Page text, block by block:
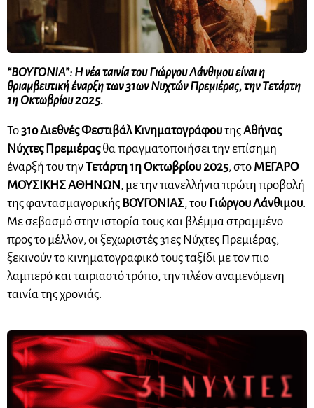
“ΒΟΥΓΟΝΙΑ”: Η νέα ταινία του Γιώργου Λάνθιμου είναι η
θριαμβευτική έναρξη των 31ων Νυχτών Πρεμιέρας, την Τετάρτη
1η Οκτωβρίου 2025.
Το31ο Διεθνές Φεστιβάλ ΚινηματογράφουτηςΑθήνας
Νύχτες Πρεμιέραςθα πραγματοποιήσει την επίσημη
έναρξή του τηνΤετάρτη 1η Οκτωβρίου 2025, στο ΜΕΓΑΡΟ
ΜΟΥΣΙΚΗΣ ΑΘΗΝΩΝ , με την πανελλήνια πρώτη προβολή
της φαντασμαγορικής ΒΟΥΓΟΝΙΑΣ, του Γιώργου Λάνθιμου.
Με σεβασμό στην ιστορία τους και βλέμμα στραμμένο
προς το μέλλον, οι ξεχωριστές 31ες Νύχτες Πρεμιέρας,
ξεκινούν το κινηματογραφικό τους ταξίδι με τον πιο
λαμπερό και ταιριαστό τρόπο, την πλέον αναμενόμενη
ταινία της χρονιάς.